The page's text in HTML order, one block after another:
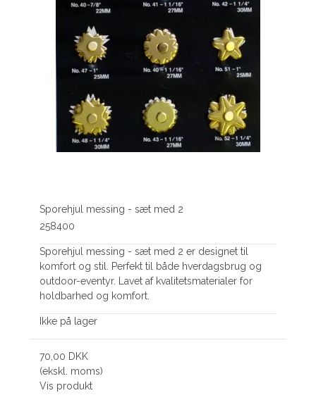
Sporehjul messing - sæt med 2
258400
Sporehjul messing - sæt med 2 er designet til
komfort og stil. Perfekt til både hverdagsbrug og
outdoor-eventyr. Lavet af kvalitetsmaterialer for
holdbarhed og komfort.
Ikke på lager
70,00 DKK
(ekskl. moms)
Vis produkt